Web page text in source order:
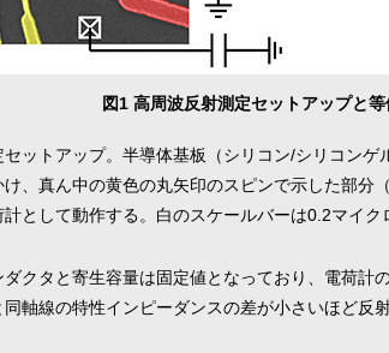
図1 高周波反射測定セットアップと
ットアップ。半導体基板（シリコン/シリコンゲ
、真ん中の黄色の丸矢印のスピンで示した部分
として動作する。白のスケールバーは0.2マイ
クタと寄生容量は固定値となっており、電荷計
軸線の特性インピーダンスの差が小さいほど反射